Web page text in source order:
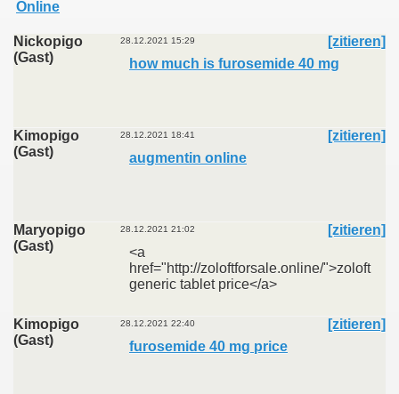
Online
Nickopigo
(Gast)
28.12.2021 15:29
[zitieren]
how much is furosemide 40 mg
Kimopigo
(Gast)
28.12.2021 18:41
[zitieren]
augmentin online
Maryopigo
(Gast)
28.12.2021 21:02
[zitieren]
<a
href="http://zoloftforsale.online/">zoloft
generic tablet price</a>
Kimopigo
(Gast)
28.12.2021 22:40
[zitieren]
furosemide 40 mg price